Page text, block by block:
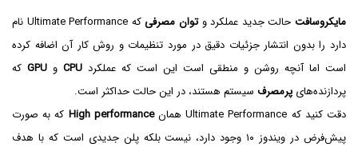
مایکروسافتحالت جدید عملکرد وتوان مصرفی
که Ultimate Performance نام
دارد را بدون انتشار جزئیات دقیق در مورد تنظیمات و روش کار آن اضافه کرده
است اما آنچه روشن و منطقی است این است که عملکرد CPU و GPU که
پردازنده‌های پرمصرف سیستم هستند، در این حالت حداکثر است.
دقت کنید که Ultimate Performance همان
High performance که به صورت
پیش‌فرض در ویندوز ۱۰ وجود دارد، نیست بلکه پلن جدیدی است که با هدف